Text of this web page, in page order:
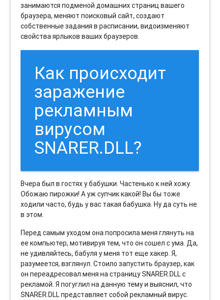
занимаются подменой домашних страниц вашего
браузера, меняют поисковый сайт, создают
собственные задания в расписании, видоизменяют
свойства ярлыков ваших браузеров.
Как происходит
заражение
рекламным
вирусом
SNARER.DLL?
Вчера был в гостях у бабушки. Частенько к ней хожу.
Обожаю пирожки! А уж супчик какой! Вы бы тоже
ходили часто, будь у вас такая бабушка. Ну да суть не
в этом.
Перед самым уходом она попросила меня глянуть на
ее компьютер, мотивируя тем, что он сошел с ума. Да,
не удивляйтесь, бабуля у меня тот еще хакер. Я,
разумеется, взглянул. Стоило запустить браузер, как
он переадресовал меня на страницу SNARER.DLL с
рекламой. Я погуглил на данную тему и выяснил, что
SNARER.DLL представляет собой рекламный вирус.